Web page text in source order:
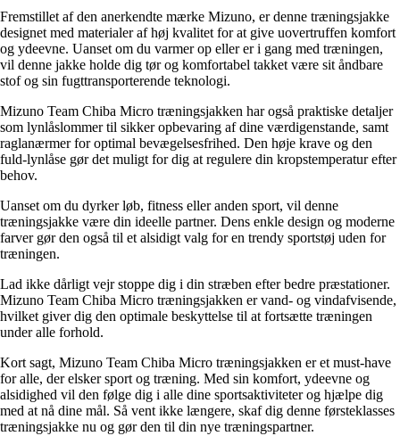
Fremstillet af den anerkendte mærke Mizuno, er denne træningsjakke
designet med materialer af høj kvalitet for at give uovertruffen komfort
og ydeevne. Uanset om du varmer op eller er i gang med træningen,
vil denne jakke holde dig tør og komfortabel takket være sit åndbare
stof og sin fugttransporterende teknologi.
Mizuno Team Chiba Micro træningsjakken har også praktiske detaljer
som lynlåslommer til sikker opbevaring af dine værdigenstande, samt
raglanærmer for optimal bevægelsesfrihed. Den høje krave og den
fuld-lynlåse gør det muligt for dig at regulere din kropstemperatur efter
behov.
Uanset om du dyrker løb, fitness eller anden sport, vil denne
træningsjakke være din ideelle partner. Dens enkle design og moderne
farver gør den også til et alsidigt valg for en trendy sportstøj uden for
træningen.
Lad ikke dårligt vejr stoppe dig i din stræben efter bedre præstationer.
Mizuno Team Chiba Micro træningsjakken er vand- og vindafvisende,
hvilket giver dig den optimale beskyttelse til at fortsætte træningen
under alle forhold.
Kort sagt, Mizuno Team Chiba Micro træningsjakken er et must-have
for alle, der elsker sport og træning. Med sin komfort, ydeevne og
alsidighed vil den følge dig i alle dine sportsaktiviteter og hjælpe dig
med at nå dine mål. Så vent ikke længere, skaf dig denne førsteklasses
træningsjakke nu og gør den til din nye træningspartner.